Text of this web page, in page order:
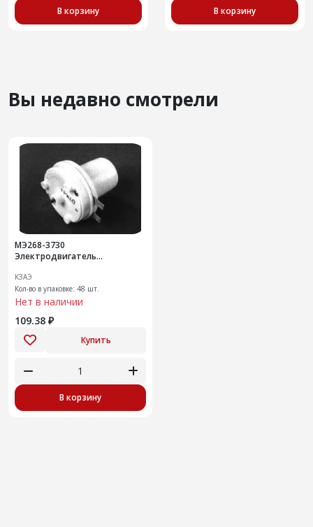
В корзину В корзину
Вы недавно смотрели
МЭ268-3730
Электродвигатель
КЗАЭ
Кол-во в упаковке: 48 шт.
Нет в наличии
109.38 ₽
Купить
В корзину